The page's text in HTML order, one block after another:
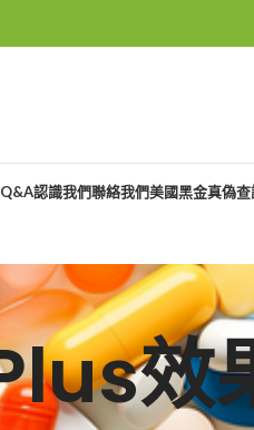
認識我們聯絡我們美國黑金真偽查
效